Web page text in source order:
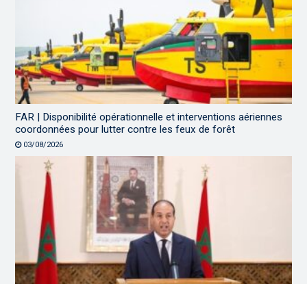
FAR | Disponibilité opérationnelle et interventions aériennes
coordonnées pour lutter contre les feux de forêt
03/08/2026